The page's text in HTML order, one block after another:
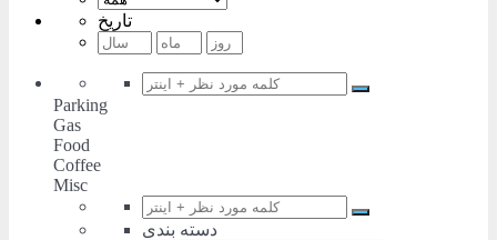
تاریخ
Parking
Gas
Food
Coffee
Misc
دسته بندی